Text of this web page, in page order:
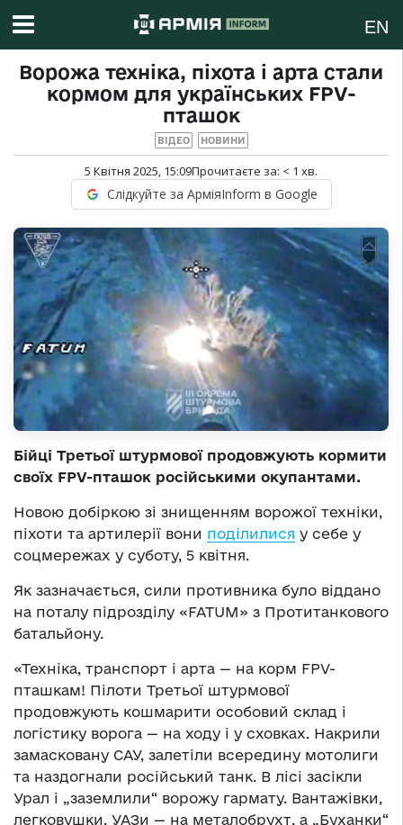
EN
Ворожа техніка, піхота і арта стали
кормом для українських FPV-
пташок
ВІДЕО НОВИНИ
5 Квітня 2025, 15:09Прочитаєте за: < 1 хв.
Слідкуйте за АрміяInform в Google
Бійці Третьої штурмової продовжують кормити
своїх FPV-пташок російськими окупантами.
Новою добіркою зі знищенням ворожої техніки,
піхоти та артилерії вони поділилися у себе у
соцмережах у суботу, 5 квітня.
Як зазначається, сили противника було віддано
на поталу підрозділу «FATUM» з Протитанкового
батальйону.
«Техніка, транспорт і арта — на корм FPV-
пташкам! Пілоти Третьої штурмової
продовжують кошмарити особовий склад і
логістику ворога — на ходу і у сховках. Накрили
замасковану САУ, залетіли всередину мотолиги
та наздогнали російський танк. В лісі засікли
Урал і „заземлили“ ворожу гармату. Вантажівки,
легковушки, УАЗи — на металобрухт, а „Буханки“